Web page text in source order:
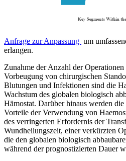
Anfrage zur Anpassung um
erlangen.
Zunahme der Anzahl der
Vorbeugung von chirurgischen
Blutungen und Infektionen sind die
Wachstum des globalen biologisch
Hämostat. Darüber hinaus werden
Vorteile der Verwendung von
des verringerten Erfordernis der
Wundheilungszeit, einer verkürzten
die den globalen biologisch
während der prognostizierten Dauer